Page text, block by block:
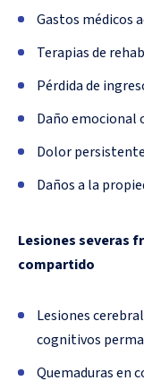
Gastos médicos
Terapias de
Pérdida de
Daño emocional
Dolor
Daños a la
Lesiones severas
compartido
Lesiones
cognitivos
Quemaduras en